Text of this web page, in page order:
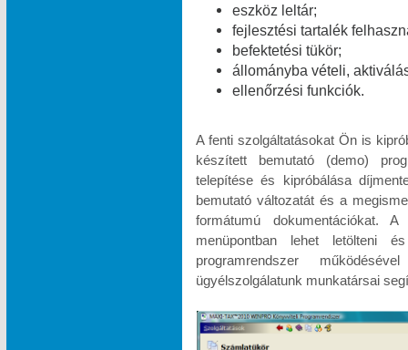
eszköz leltár;
fejlesztési tartalék
befektetési tükör;
állományba vételi,
ellenőrzési funkciók.
A fenti szolgáltatásokat Ön is
készített bemutató (demo)
telepítése és kipróbálása
bemutató változatát és a
formátumú dokumentációkat.
menüpontban lehet letölteni
programrendszer
ügyélszolgálatunk munkatársai